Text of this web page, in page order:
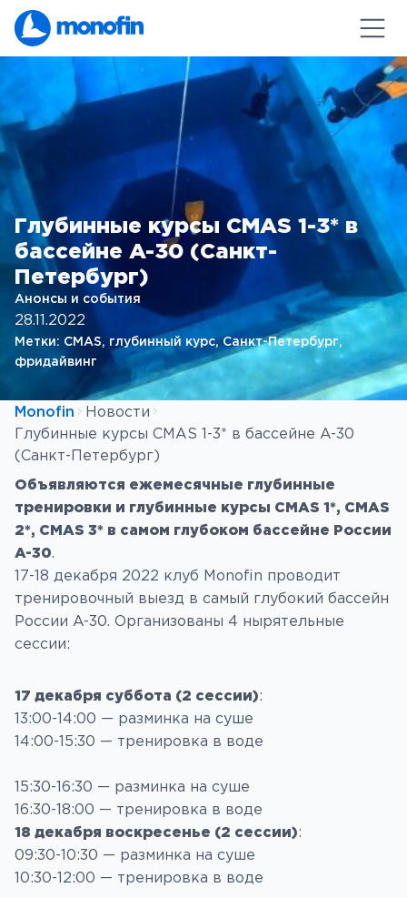
Глубинные курсы CMAS 1-3* в
бассейне A-30 (Санкт-
Петербург)
Анонсы и события
28.11.2022
Метки: CMAS, глубинный курс, Санкт-Петербург
фридайвинг
Monofin
Новости
Глубинные курсы CMAS 1-3* в бассейне A-30
(Санкт-Петербург)
Объявляются ежемесячные глубинные
тренировки и глубинные курсы CMAS 1*, CMAS
2*, CMAS 3* в самом глубоком бассейне России
A-30.
17-18 декабря 2022 клуб Monofin проводит
тренировочный выезд в самый глубокий бассейн
России A-30. Организованы 4 нырятельные
сессии:
17 декабря суббота (2 сессии):
13:00-14:00 — разминка на суше
14:00-15:30 — тренировка в воде
15:30-16:30 — разминка на суше
16:30-18:00 — тренировка в воде
18 декабря воскресенье (2 сессии):
09:30-10:30 — разминка на суше
10:30-12:00 — тренировка в воде